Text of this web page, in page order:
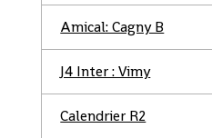
Amical: Cagny B
J4 Inter : Vimy
Calendrier R2